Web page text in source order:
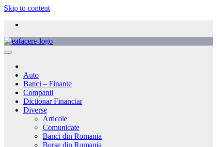
Skip to content
Auto
Banci – Finante
Companii
Dictionar Financiar
Diverse
Articole
Comunicate
Banci din Romania
Burse din Romania